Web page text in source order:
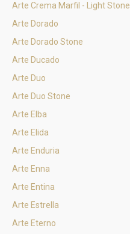
Arte Crema Marfil - Light Stone
Arte Dorado
Arte Dorado Stone
Arte Ducado
Arte Duo
Arte Duo Stone
Arte Elba
Arte Elida
Arte Enduria
Arte Enna
Arte Entina
Arte Estrella
Arte Eterno